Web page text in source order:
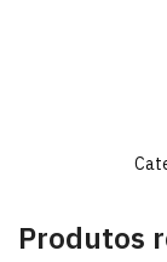
Produtos